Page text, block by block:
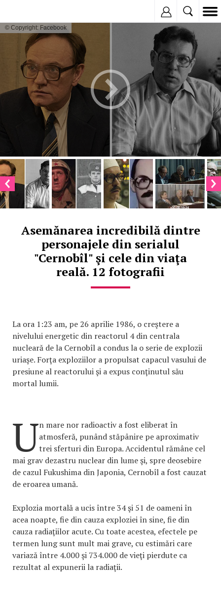
© Copyright: Facebook
Asemănarea incredibilă dintre
personajele din serialul
"Cernobîl" şi cele din viaţa
reală. 12 fotografii
La ora 1:23 am, pe 26 aprilie 1986, o creştere a
nivelului energetic din reactorul 4 din centrala
nucleară de la Cernobîl a condus la o serie de explozii
uriaşe. Forţa exploziilor a propulsat capacul vasului de
presiune al reactorului şi a expus conţinutul său
mortal lumii.
Un mare nor radioactiv a fost eliberat în
atmosferă, punând stăpânire pe aproximativ
trei sferturi din Europa. Accidentul rămâne cel
mai grav dezastru nuclear din lume şi, spre deosebire
de cazul Fukushima din Japonia, Cernobîl a fost cauzat
de eroarea umană.
Explozia mortală a ucis între 34 şi 51 de oameni în
acea noapte, fie din cauza exploziei în sine, fie din
cauza radiaţiilor acute. Cu toate acestea, efectele pe
termen lung sunt mult mai grave, cu estimări care
variază între 4.000 şi 734.000 de vieţi pierdute ca
rezultat al expunerii la radiaţii.